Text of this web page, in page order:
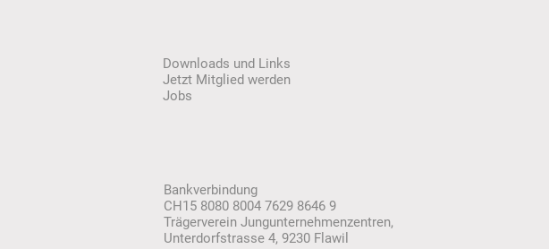
Downloads und Links
Jetzt Mitglied werden
Jobs
Bankverbindung
CH15 8080 8004 7629 8646 9
Trägerverein Jungunternehmenzentren,
Unterdorfstrasse 4, 9230 Flawil